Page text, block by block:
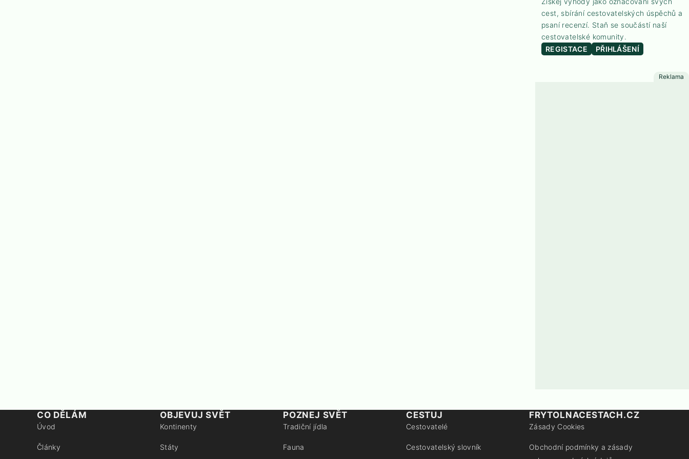
cest, sbírání cestovatelských úspěchů a
psaní recenzí. Staň se součástí naší
cestovatelské komunity.
REGISTACE
PŘIHLÁŠENÍ
CO DĚLÁM
Úvod
Články
OBJEVUJ SVĚT
Kontinenty
Státy
POZNEJ SVĚT
Tradiční jídla
Fauna
CESTUJ
Cestovatelé
Cestovatelský slovník
FRYTOLNACESTACH.CZ
Zásady Cookies
Obchodní podmínky a zásady